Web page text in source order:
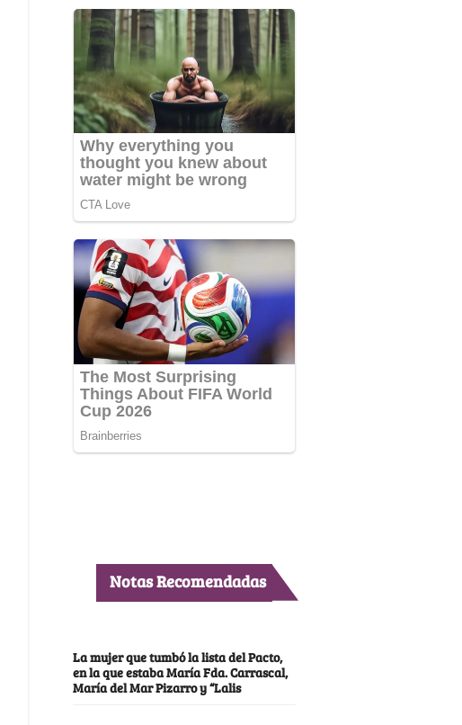
Notas Recomendadas
La mujer que tumbó la lista del Pacto,
en la que estaba María Fda. Carrascal,
María del Mar Pizarro y “Lalis